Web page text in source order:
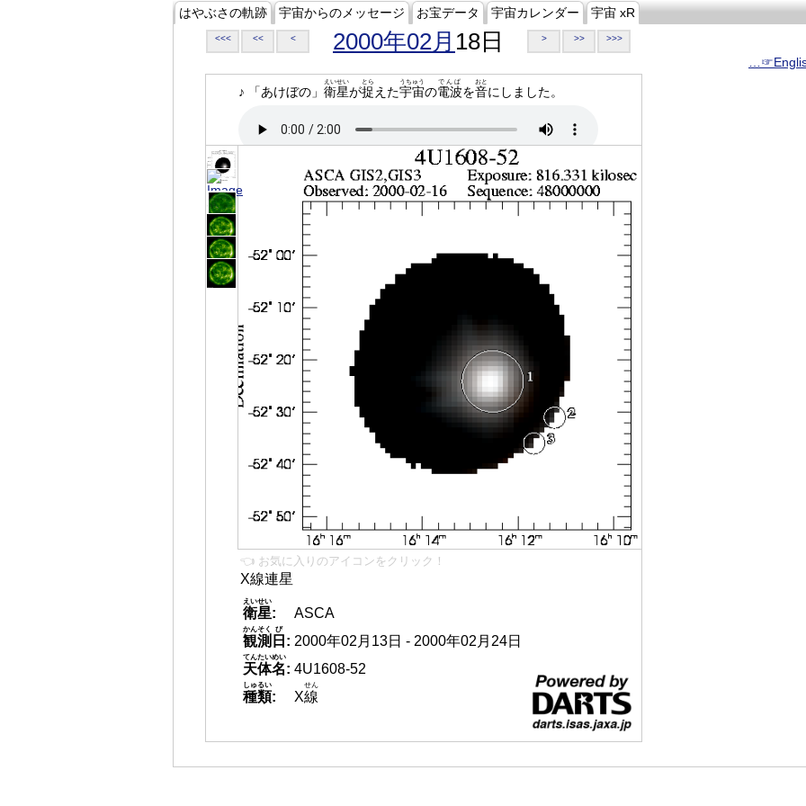
はやぶさの軌跡 宇宙からのメッセージ お宝データ 宇宙カレンダー 宇宙 xR
<<< << < 2000年02月 18日 > >> >>>
♪ 「あけぼの」 衛星
えいせい
が捉
とら
えた宇宙
うちゅう
の電波
でんぱ
を音
おと
にしました。
👈 お気に入りのアイコンをクリック！
X線連星
衛星
えいせい
:
ASCA
観測
かんそく
日
び
: 2000年02月13日 - 2000年02月24日
天体名
てんたいめい
: 4U1608-52
種類
しゅるい
: X線
せん